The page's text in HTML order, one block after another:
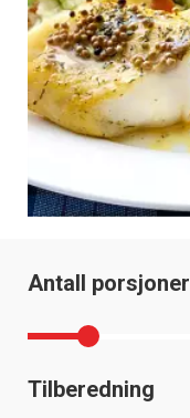
Antall porsjoner
Tilberedning